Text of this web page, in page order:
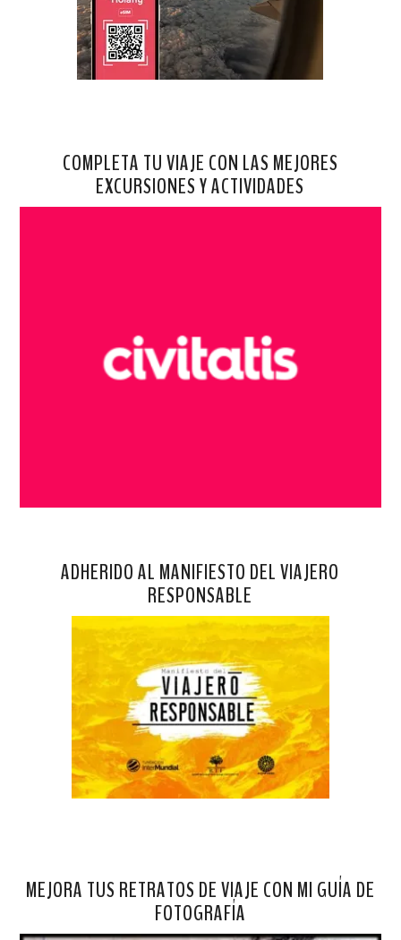
COMPLETA TU VIAJE CON LAS MEJORES
EXCURSIONES Y ACTIVIDADES
ADHERIDO AL MANIFIESTO DEL VIAJERO
RESPONSABLE
MEJORA TUS RETRATOS DE VIAJE CON MI GUÍA DE
FOTOGRAFÍA